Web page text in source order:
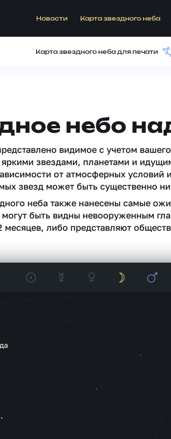
Новости Карта звездного неба
Карта звездного неба для печати
небо
видимое c учетом
звездами, планетами и
от атмосферных условий
звезд может быть существенно
неба также нанесены самые
быть видны невооруженным
либо представляют